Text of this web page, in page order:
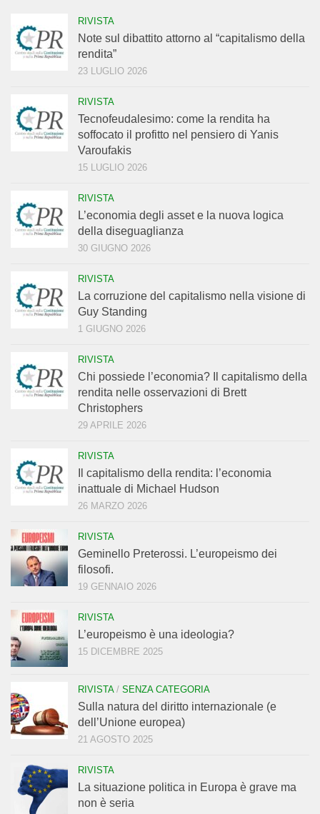
RIVISTA
Note sul dibattito attorno al “capitalismo della
rendita”
23 LUGLIO 2026
RIVISTA
Tecnofeudalesimo: come la rendita ha
soffocato il profitto nel pensiero di Yanis
Varoufakis
15 LUGLIO 2026
RIVISTA
L’economia degli asset e la nuova logica
della diseguaglianza
30 GIUGNO 2026
RIVISTA
La corruzione del capitalismo nella visione di
Guy Standing
1 GIUGNO 2026
RIVISTA
Chi possiede l’economia? Il capitalismo della
rendita nelle osservazioni di Brett
Christophers
29 APRILE 2026
RIVISTA
Il capitalismo della rendita: l’economia
inattuale di Michael Hudson
26 MARZO 2026
RIVISTA
Geminello Preterossi. L’europeismo dei
filosofi.
19 GENNAIO 2026
RIVISTA
L’europeismo è una ideologia?
15 DICEMBRE 2025
RIVISTA/ SENZA CATEGORIA
Sulla natura del diritto internazionale (e
dell’Unione europea)
21 AGOSTO 2025
RIVISTA
La situazione politica in Europa è grave ma
non è seria